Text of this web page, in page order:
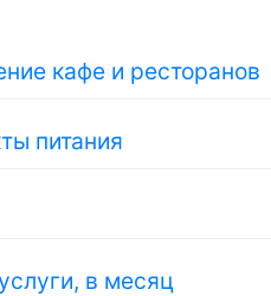
кафе и ресторанов
питания
в месяц